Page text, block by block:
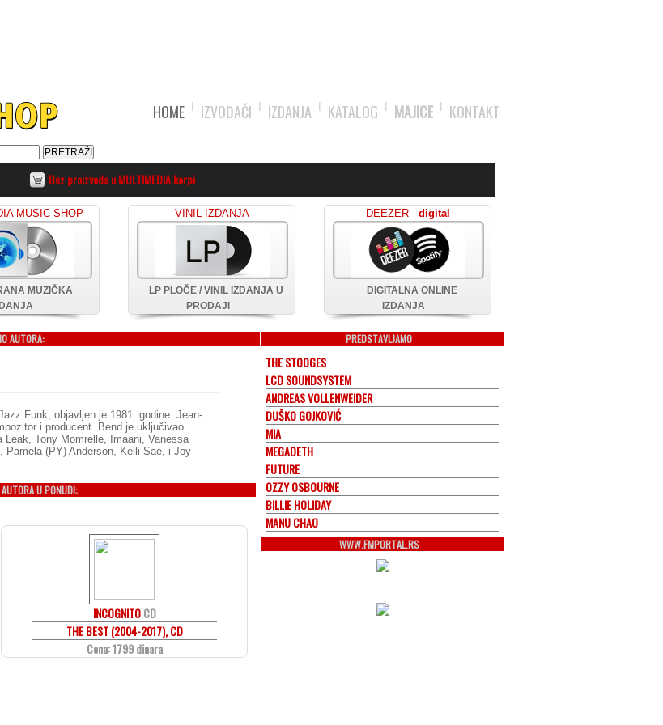
HOME IZVOĐAČI IZDANJA KATALOG MAJICE KONTAKT
Bez proizvoda u MULTIMEDIA korpi
MUSIC SHOP
MUZIČKA
VINIL IZDANJA
LP PLOČE / VINIL IZDANJA U
PRODAJI
DEEZER - digital
DIGITALNA ONLINE
IZDANJA
AUTORA:
Funk, objavljen je 1981. godine. Jean-
i producent. Bend je uključivao
Tony Momrelle, Imaani, Vanessa
Pamela (PY) Anderson, Kelli Sae, i Joy
U PONUDI:
INCOGNITOCD
THE BEST (2004-2017), CD
Cena: 1799 dinara
PREDSTAVLJAMO
THE STOOGES
LCD SOUNDSYSTEM
ANDREAS VOLLENWEIDER
DUŠKO GOJKOVIĆ
MIA
MEGADETH
FUTURE
OZZY OSBOURNE
BILLIE HOLIDAY
MANU CHAO
WWW.FMPORTAL.RS